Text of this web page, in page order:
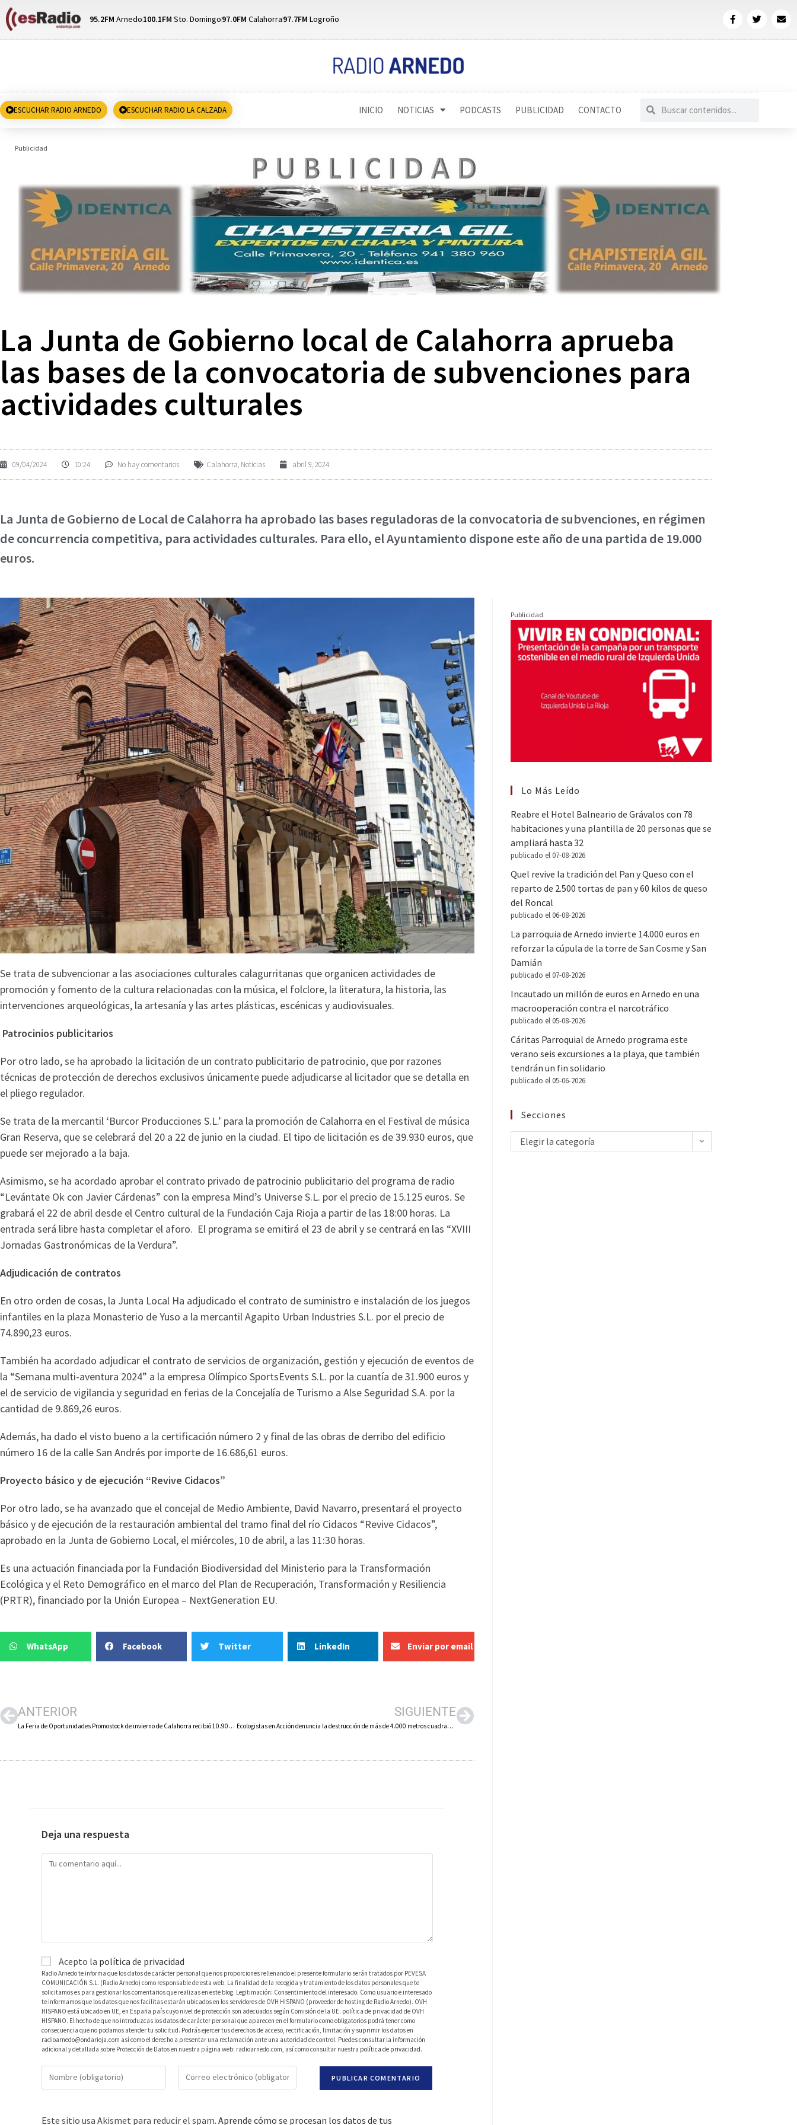
95.2FM Arnedo100.1FM Sto. Domingo97.0FM Calahorra97.7FM Logroño
ESCUCHAR RADIO ARNEDO ESCUCHAR RADIO LA CALZADA INICIO NOTICIAS PODCASTS PUBLICIDAD CONTACTO
Publicidad
La Junta de Gobierno local de Calahorra aprueba
las bases de la convocatoria de subvenciones para
actividades culturales
09/04/2024 10:24 No hay comentarios Calahorra, Noticias abril 9, 2024
La Junta de Gobierno de Local de Calahorra ha aprobado las bases reguladoras de la convocatoria de subvenciones, en régimen
de concurrencia competitiva, para actividades culturales. Para ello, el Ayuntamiento dispone este año de una partida de 19.000
euros.
Se trata de subvencionar a las asociaciones culturales calagurritanas que organicen actividades de
promoción y fomento de la cultura relacionadas con la música, el folclore, la literatura, la historia, las
intervenciones arqueológicas, la artesanía y las artes plásticas, escénicas y audiovisuales.
Patrocinios publicitarios
Por otro lado, se ha aprobado la licitación de un contrato publicitario de patrocinio, que por razones
técnicas de protección de derechos exclusivos únicamente puede adjudicarse al licitador que se detalla en
el pliego regulador.
Se trata de la mercantil ‘Burcor Producciones S.L.’ para la promoción de Calahorra en el Festival de música
Gran Reserva, que se celebrará del 20 a 22 de junio en la ciudad. El tipo de licitación es de 39.930 euros, que
puede ser mejorado a la baja.
Asimismo, se ha acordado aprobar el contrato privado de patrocinio publicitario del programa de radio
“Levántate Ok con Javier Cárdenas” con la empresa Mind’s Universe S.L. por el precio de 15.125 euros. Se
grabará el 22 de abril desde el Centro cultural de la Fundación Caja Rioja a partir de las 18:00 horas. La
entrada será libre hasta completar el aforo. El programa se emitirá el 23 de abril y se centrará en las “XVIII
Jornadas Gastronómicas de la Verdura”.
Adjudicación de contratos
En otro orden de cosas, la Junta Local Ha adjudicado el contrato de suministro e instalación de los juegos
infantiles en la plaza Monasterio de Yuso a la mercantil Agapito Urban Industries S.L. por el precio de
74.890,23 euros.
También ha acordado adjudicar el contrato de servicios de organización, gestión y ejecución de eventos de
la “Semana multi-aventura 2024” a la empresa Olímpico SportsEvents S.L. por la cuantía de 31.900 euros y
el de servicio de vigilancia y seguridad en ferias de la Concejalía de Turismo a Alse Seguridad S.A. por la
cantidad de 9.869,26 euros.
Además, ha dado el visto bueno a la certificación número 2 y final de las obras de derribo del edificio
número 16 de la calle San Andrés por importe de 16.686,61 euros.
Proyecto básico y de ejecución “Revive Cidacos”
Por otro lado, se ha avanzado que el concejal de Medio Ambiente, David Navarro, presentará el proyecto
básico y de ejecución de la restauración ambiental del tramo final del río Cidacos “Revive Cidacos”,
aprobado en la Junta de Gobierno Local, el miércoles, 10 de abril, a las 11:30 horas.
Es una actuación financiada por la Fundación Biodiversidad del Ministerio para la Transformación
Ecológica y el Reto Demográfico en el marco del Plan de Recuperación, Transformación y Resiliencia
(PRTR), financiado por la Unión Europea – NextGeneration EU.
WhatsApp Facebook Twitter LinkedIn Enviar por email
ANTERIOR
La Feria de Oportunidades Promostock de invierno de Calahorra recibió 10.900 visitantes
SIGUIENTE
Ecologistas en Acción denuncia la destrucción de más de 4.000 metros cuadrados de soto natural de ribera en Calahorra
Deja una respuesta
Acepto la política de privacidad
Radio Arnedo te informa que los datos de carácter personal que nos proporciones rellenando el presente formulario serán tratados por PEVESA
COMUNICACIÓN S.L. (Radio Arnedo) como responsable de esta web. La finalidad de la recogida y tratamiento de los datos personales que te
solicitamos es para gestionar los comentarios que realizas en este blog. Legitimación: Consentimiento del interesado. Como usuario e interesado
te informamos que los datos que nos facilitas estarán ubicados en los servidores de OVH HISPANO (proveedor de hosting de Radio Arnedo). OVH
HISPANO está ubicado en UE, en España país cuyo nivel de protección son adecuados según Comisión de la UE. política de privacidad de OVH
HISPANO. El hecho de que no introduzcas los datos de carácter personal que aparecen en el formulario como obligatorios podrá tener como
consecuencia que no podamos atender tu solicitud. Podrás ejercer tus derechos de acceso, rectificación, limitación y suprimir los datos en
radioarnedo@ondarioja.com así como el derecho a presentar una reclamación ante una autoridad de control. Puedes consultar la información
adicional y detallada sobre Protección de Datos en nuestra página web: radioarnedo.com, así como consultar nuestra política de privacidad.
Este sitio usa Akismet para reducir el spam. Aprende cómo se procesan los datos de tus
Publicidad
Lo Más Leído
Reabre el Hotel Balneario de Grávalos con 78
habitaciones y una plantilla de 20 personas que se
ampliará hasta 32
publicado el 07-08-2026
Quel revive la tradición del Pan y Queso con el
reparto de 2.500 tortas de pan y 60 kilos de queso
del Roncal
publicado el 06-08-2026
La parroquia de Arnedo invierte 14.000 euros en
reforzar la cúpula de la torre de San Cosme y San
Damián
publicado el 07-08-2026
Incautado un millón de euros en Arnedo en una
macrooperación contra el narcotráfico
publicado el 05-08-2026
Cáritas Parroquial de Arnedo programa este
verano seis excursiones a la playa, que también
tendrán un fin solidario
publicado el 05-06-2026
Secciones
Elegir la categoría